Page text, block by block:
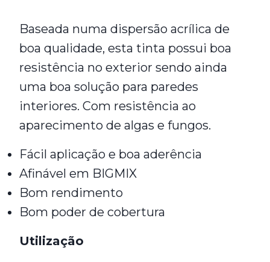
Baseada numa dispersão acrílica de
boa qualidade, esta tinta possui boa
resistência no exterior sendo ainda
uma boa solução para paredes
interiores. Com resistência ao
aparecimento de algas e fungos.
Fácil aplicação e boa aderência
Afinável em BIGMIX
Bom rendimento
Bom poder de cobertura
Utilização